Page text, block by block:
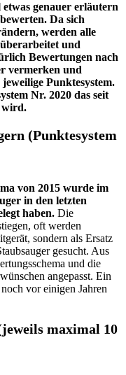
genauer erläutern
Da sich
werden alle
und
Bewertungen nach
vermerken und
Punktesystem.
Nr. 2020 das seit
wird.
(Punktesystem
von 2015 wurde im
in den letzten
haben. Die
oft werden
sondern als Ersatz
gesucht. Aus
und die
angepasst. Ein
vor einigen Jahren
maximal 10